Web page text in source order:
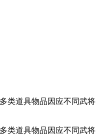
类道具物品因应不同武将
类道具物品因应不同武将